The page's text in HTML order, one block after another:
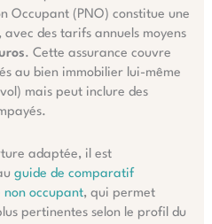
Occupant (PNO) constitue une
des tarifs annuels moyens
. Cette assurance couvre
au bien immobilier lui-même
mais peut inclure des
adaptée, il est
guide de comparatif
non occupant, qui permet
pertinentes selon le profil du